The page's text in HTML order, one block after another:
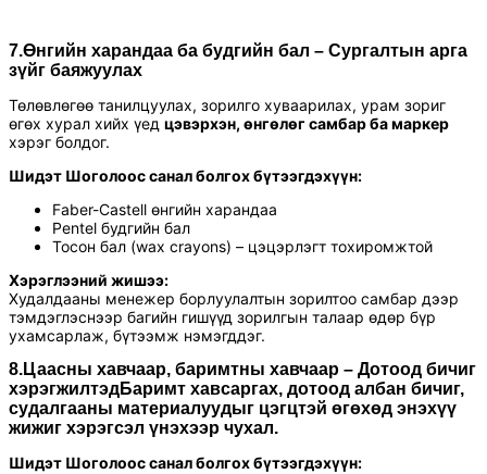
7.Өнгийн харандаа ба будгийн бал – Сургалтын арга
зүйг баяжуулах
Төлөвлөгөө танилцуулах, зорилго хуваарилах, урам зориг
өгөх хурал хийх үед цэвэрхэн, өнгөлөг самбар ба маркер
хэрэг болдог.
Шидэт Шоголоос санал болгох бүтээгдэхүүн:
Faber-Castell өнгийн харандаа
Pentel будгийн бал
Тосон бал (wax crayons) – цэцэрлэгт тохиромжтой
Хэрэглээний жишээ:
Худалдааны менежер борлуулалтын зорилтоо самбар дээр
тэмдэглэснээр багийн гишүүд зорилгын талаар өдөр бүр
ухамсарлаж, бүтээмж нэмэгддэг.
8.Цаасны хавчаар, баримтны хавчаар – Дотоод бичиг
хэрэгжилтэдБаримт хавсаргах, дотоод албан бичиг,
судалгааны материалуудыг цэгцтэй өгөхөд энэхүү
жижиг хэрэгсэл үнэхээр чухал.
Шидэт Шоголоос санал болгох бүтээгдэхүүн: